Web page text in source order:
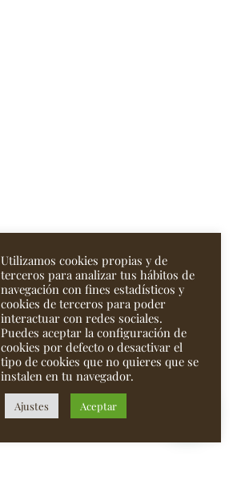
Utilizamos cookies propias y de
terceros para analizar tus hábitos de
navegación con fines estadísticos y
cookies de terceros para poder
interactuar con redes sociales.
Puedes aceptar la configuración de
cookies por defecto o desactivar el
tipo de cookies que no quieres que se
instalen en tu navegador.
Ajustes Aceptar